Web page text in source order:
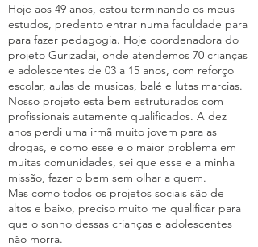
Hoje aos 49 anos, estou terminando os meus
estudos, predento entrar numa faculdade para
para fazer pedagogia. Hoje coordenadora do
projeto Gurizadai, onde atendemos 70 crianças
e adolescentes de 03 a 15 anos, com reforço
escolar, aulas de musicas, balé e lutas marcias.
Nosso projeto esta bem estruturados com
profissionais autamente qualificados. A dez
anos perdi uma irmã muito jovem para as
drogas, e como esse e o maior problema em
muitas comunidades, sei que esse e a minha
missão, fazer o bem sem olhar a quem.
Mas como todos os projetos sociais são de
altos e baixo, preciso muito me qualificar para
que o sonho dessas crianças e adolescentes
não morra.